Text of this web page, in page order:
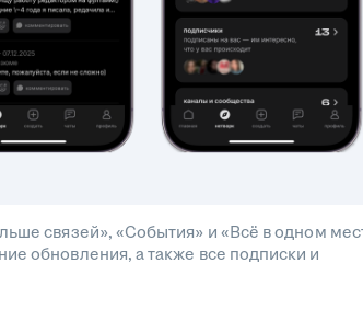
связей», «События» и «Всё в одном
обновления, а также все подписки и